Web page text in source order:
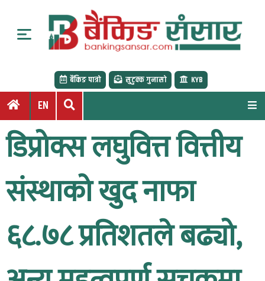
o
बैंकिङ पात्रो सुटुक्क गुनासो KYB
EN
डिप्रोक्स लघुवित्त वित्तीय
संस्थाको खुद नाफा
६८.७८ प्रतिशतले बढ्यो,